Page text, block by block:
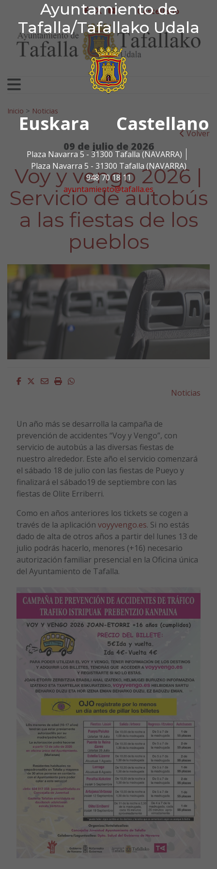
Ayuntamiento de
Tafalla/Tafallako Udala
Euskara Castellano
Plaza Navarra 5 - 31300 Tafalla (NAVARRA)
Plaza Navarra 5 - 31300 Tafalla (NAVARRA)
948 70 18 11
ayuntamiento@tafalla.es
Ir al contenido
Ayuntamiento de
facebook
twitter
youtubeCastellano
Search for:
Inicio > Noticias
Volver
09 de julio de 2026
Voy y vengo 2026 |
Servicio de autobús
a las fiestas de los
pueblos
Facebook
Twitter
EmailImprimirWhatsapp
Noticias
Un año más se desarrolla la campaña de
prevención de accidentes “Voy y Vengo”, con
servicio de autobús a las diversas fiestas de
nuestro alrededor. Este año el servicio comenzará
el sábado 18 de julio con las fiestas de Pueyo y
finalizará el sábado19 de septiembre con las
fiestas de Olite Erriberri.
Como en años anteriores los tickets se cogen a
través de la aplicación voyyvengo.es. Si no estás
dado de alta de otros años a partir del lunes 13 de
julio podrás hacerlo, menores (+16) necesario
autorización familiar presencial en la Oficina única
del Ayuntamiento de Tafalla.